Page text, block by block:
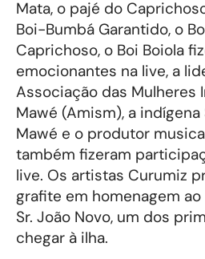
Mata, o pajé do
Boi-Bumbá Garantido, o
Caprichoso, o Boi Boiola
emocionantes na live, a
Associação das Mulheres
Mawé (Amism), a indígena
Mawé e o produtor
também fizeram
live. Os artistas Curumiz
grafite em homenagem
Sr. João Novo, um dos
chegar à ilha.